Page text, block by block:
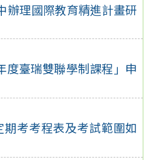
辦理國際教育精進計畫研
度臺瑞雙聯學制課程」申
考考程表及考試範圍如